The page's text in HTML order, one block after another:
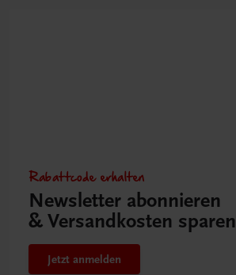
Rabattcode erhalten
Newsletter abonnieren
& Versandkosten sparen
Jetzt anmelden